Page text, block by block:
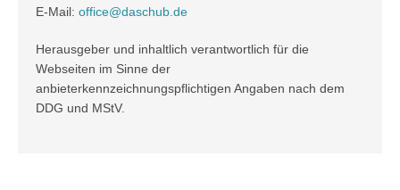
E-Mail: office@daschub.de
Herausgeber und inhaltlich verantwortlich für die
Webseiten im Sinne der
anbieterkennzeichnungspflichtigen Angaben nach dem
DDG und MStV.